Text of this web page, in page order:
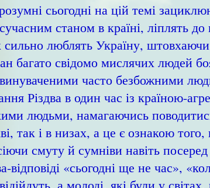
сьогодні на цій темі
станом в країні, ліплять
люблять Україну, штовхаючи
багато свідомо мислячих людей
часто безбожними
Різдва в один час із країною-
людьми, намагаючись
так і в низах, а це є ознакою
смуту й сумніви навіть
відповіді «сьогодні ще не час»,